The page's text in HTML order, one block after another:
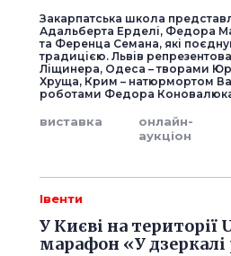
Закарпатська школа
Адальберта Ерделі, Федора
та Ференца Семана, які
традицією. Львів
Ліщинера, Одеса – творами
Хруща, Крим – натюрмортом
роботами Федора
виставка
онлайн-
аукціон
Івенти
У Києві на території
марафон «У дзеркалі